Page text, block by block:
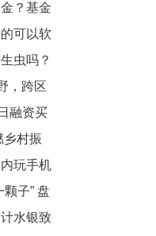
？基金
可以软
虫吗？
，跨区
融资买
亿元
乡村振
玩手机
子” 盘
水银致